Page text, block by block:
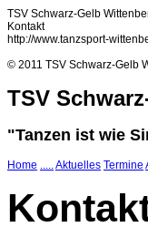
TSV Schwarz-Gelb
Kontakt
http://www.tanzsport-
© 2011 TSV Schwarz-Gelb
TSV
"Tanzen ist wie
Home .....Aktuelles Termine